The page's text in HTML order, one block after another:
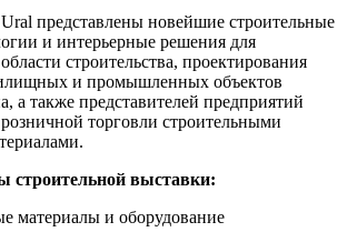
представлены новейшие строительные
и интерьерные решения для
строительства, проектирования
и промышленных объектов
а также представителей предприятий
торговли строительными
строительной выставки:
и оборудование